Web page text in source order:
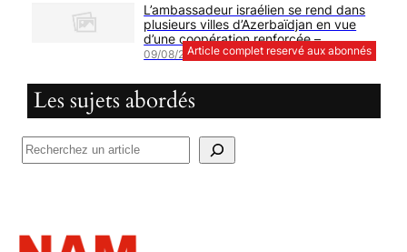
Article complet reservé aux abonnés
L’ambassadeur israélien se rend dans
plusieurs villes d’Azerbaïdjan en vue
d’une coopération renforcée –
09/08/2026
Les sujets abordés
R
e